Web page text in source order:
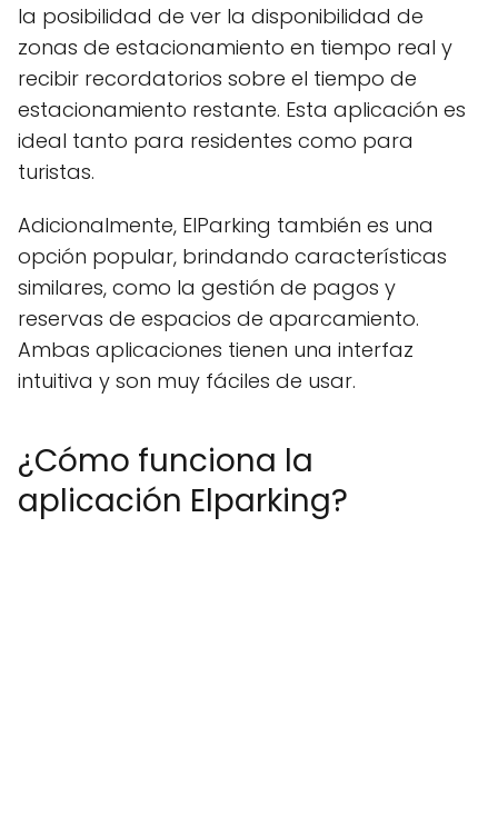
la posibilidad de ver la disponibilidad de
zonas de estacionamiento en tiempo real y
recibir recordatorios sobre el tiempo de
estacionamiento restante. Esta aplicación es
ideal tanto para residentes como para
turistas.
Adicionalmente, ElParking también es una
opción popular, brindando características
similares, como la gestión de pagos y
reservas de espacios de aparcamiento.
Ambas aplicaciones tienen una interfaz
intuitiva y son muy fáciles de usar.
¿Cómo funciona la
aplicación Elparking?